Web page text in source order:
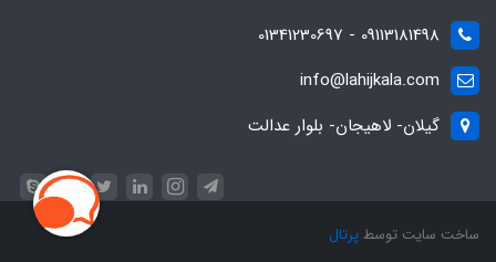
09113181498 - 01341230697
info@lahijkala.com
گیلان- لاهیجان- بلوار عدالت
ساخت سایت توسطپرتال